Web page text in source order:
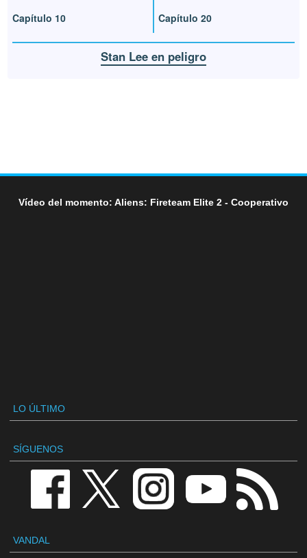
Capítulo 10
Capítulo 20
Stan Lee en peligro
Vídeo del momento: Aliens: Fireteam Elite 2 - Cooperativo
LO ÚLTIMO
SÍGUENOS
VANDAL